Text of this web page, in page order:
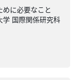
に必要なこと
学 国際関係研究科